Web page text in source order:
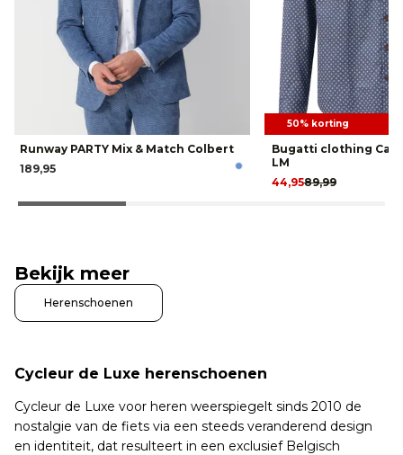
Runway PARTY Mix & Match Colbert
189,95
50% korting
Bugatti clothing
LM
89,99
44,95
Bekijk meer
Herenschoenen
Cycleur de Luxe herenschoenen
Cycleur de Luxe voor heren weerspiegelt sinds 2010 de
nostalgie van de fiets via een steeds veranderend design
en identiteit, dat resulteert in een exclusief Belgisch